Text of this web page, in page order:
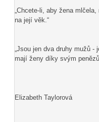
„Chcete-li, aby žena
na její věk.“
„Jsou jen dva druhy mužů
mají ženy díky svým
Elizabeth Taylorová